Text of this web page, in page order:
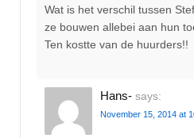
Wat is het verschil tussen
ze bouwen allebei aan hun
Ten kostte van de huurders!!
Hans- says:
November 15, 2014 at